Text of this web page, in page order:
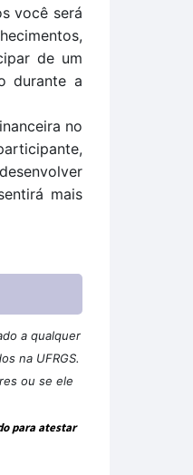
você será
de um
durante a
no
mais
a qualquer
na UFRGS.
ou se ele
para atestar